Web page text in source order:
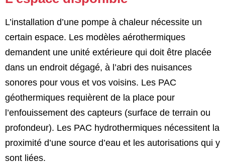
L’installation d’une pompe à chaleur nécessite un
certain espace. Les modèles aérothermiques
demandent une unité extérieure qui doit être placée
dans un endroit dégagé, à l’abri des nuisances
sonores pour vous et vos voisins. Les PAC
géothermiques requièrent de la place pour
l’enfouissement des capteurs (surface de terrain ou
profondeur). Les PAC hydrothermiques nécessitent la
proximité d’une source d’eau et les autorisations qui y
sont liées.